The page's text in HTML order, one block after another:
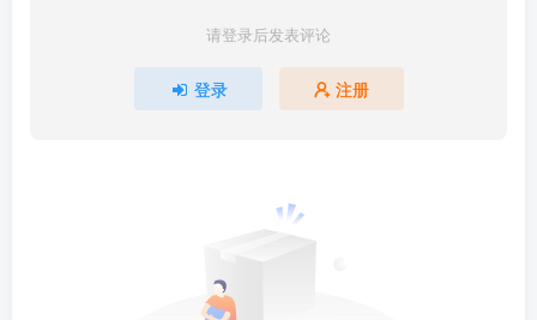
请登录后发表评论
登录 注册